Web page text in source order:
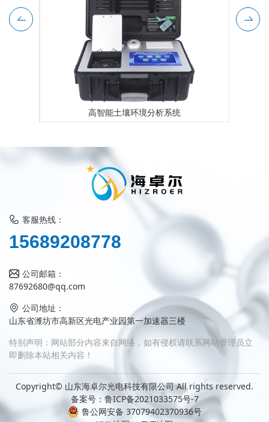
高智能土壤环境分析系统
客服热线：
15689208778
公司邮箱：
87692680@qq.com
公司地址：
山东省潍坊市高新区光电产业园第一加速器三楼
特别声明：网站部分内容来自网络，如有侵权请联系网站管理员立
即删除本站相关内容！
Copyright© 山东海卓尔光电科技有限公司 All rights reserved.
备案号： 鲁ICP备2021033575号-7
鲁公网安备 37079402370936号